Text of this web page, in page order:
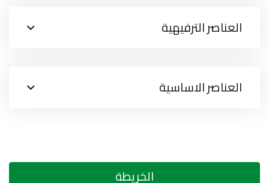
العناصر الترفيهية
العناصر الاساسية
الخريطة